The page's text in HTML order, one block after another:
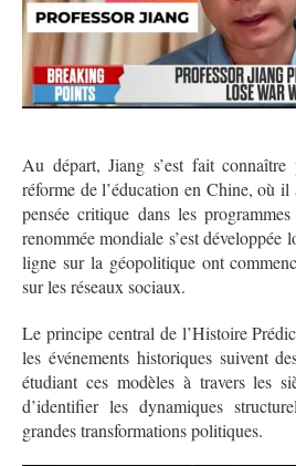
Au départ, Jiang s’est fait
réforme de l’éducation en Chine, où
pensée critique dans les
renommée mondiale s’est développée
ligne sur la géopolitique ont
sur les réseaux sociaux.
Le principe central de l’Histoire
les événements historiques suivent
étudiant ces modèles à travers les
d’identifier les dynamiques
grandes transformations politiques.